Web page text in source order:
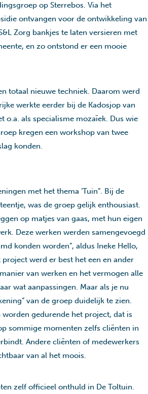
op Sterrebos. Via het
ontvangen voor de ontwikkeling van
Zorg bankjes te laten versieren met
en zo ontstond er een mooie
totaal nieuwe techniek. Daarom werd
werkte eerder bij de Kadosjop van
o.a. als specialisme mozaïek. Dus wie
kregen een workshop van twee
konden.
met het thema ‘Tuin”. Bij de
was de groep gelijk enthousiast.
op matjes van gaas, met hun eigen
Deze werken werden samengevoegd
konden worden”, aldus Ineke Hello,
werd er best het een en ander
van werken en het vermogen alle
wat aanpassingen. Maar als je nu
van de groep duidelijk te zien.
gedurende het project, dat is
sommige momenten zelfs cliënten in
Andere cliënten of medewerkers
van al het moois.
zelf officieel onthuld in De Toltuin.